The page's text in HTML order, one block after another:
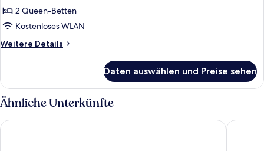
(Upgrade)
Zimmer,
2 Queen-
Betten,
2 Queen-Betten
Kostenloses WLAN
Weitere Details
Weitere
2 Queen-
Betten,
Nichtraucher
Daten auswählen und Preise sehen
Ähnliche Unterkünfte
Super 8 by Wyndham Liverpool/Syracuse North AirportCresthill